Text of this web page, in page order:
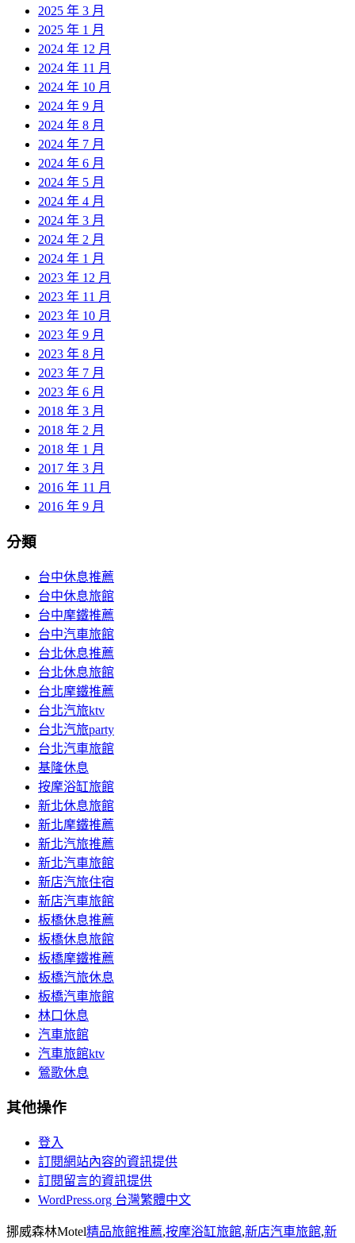
2025 年 3 月
2025 年 1 月
2024 年 12 月
2024 年 11 月
2024 年 10 月
2024 年 9 月
2024 年 8 月
2024 年 7 月
2024 年 6 月
2024 年 5 月
2024 年 4 月
2024 年 3 月
2024 年 2 月
2024 年 1 月
2023 年 12 月
2023 年 11 月
2023 年 10 月
2023 年 9 月
2023 年 8 月
2023 年 7 月
2023 年 6 月
2018 年 3 月
2018 年 2 月
2018 年 1 月
2017 年 3 月
2016 年 11 月
2016 年 9 月
分類
台中休息推薦
台中休息旅館
台中摩鐵推薦
台中汽車旅館
台北休息推薦
台北休息旅館
台北摩鐵推薦
台北汽旅ktv
台北汽旅party
台北汽車旅館
基隆休息
按摩浴缸旅館
新北休息旅館
新北摩鐵推薦
新北汽旅推薦
新北汽車旅館
新店汽旅住宿
新店汽車旅館
板橋休息推薦
板橋休息旅館
板橋摩鐵推薦
板橋汽旅休息
板橋汽車旅館
林口休息
汽車旅館
汽車旅館ktv
鶯歌休息
其他操作
登入
訂閱網站內容的資訊提供
訂閱留言的資訊提供
WordPress.org 台灣繁體中文
挪威森林Motel精品旅館推薦,按摩浴缸旅館,新店汽車旅館,新